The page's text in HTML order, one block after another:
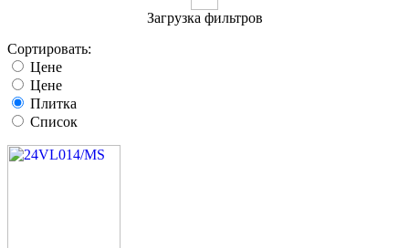
Загрузка фильтров
Сортировать:
Цене
Цене
Плитка
Список